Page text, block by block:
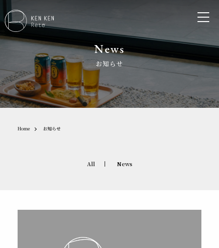
News
お知らせ
Home お知らせ
All News